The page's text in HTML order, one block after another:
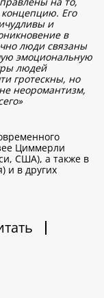
Его
и
в
люди связаны
эмоциональную
людей
гротескны, но
неоромантизм,
Циммерли
США), а также в
и в других